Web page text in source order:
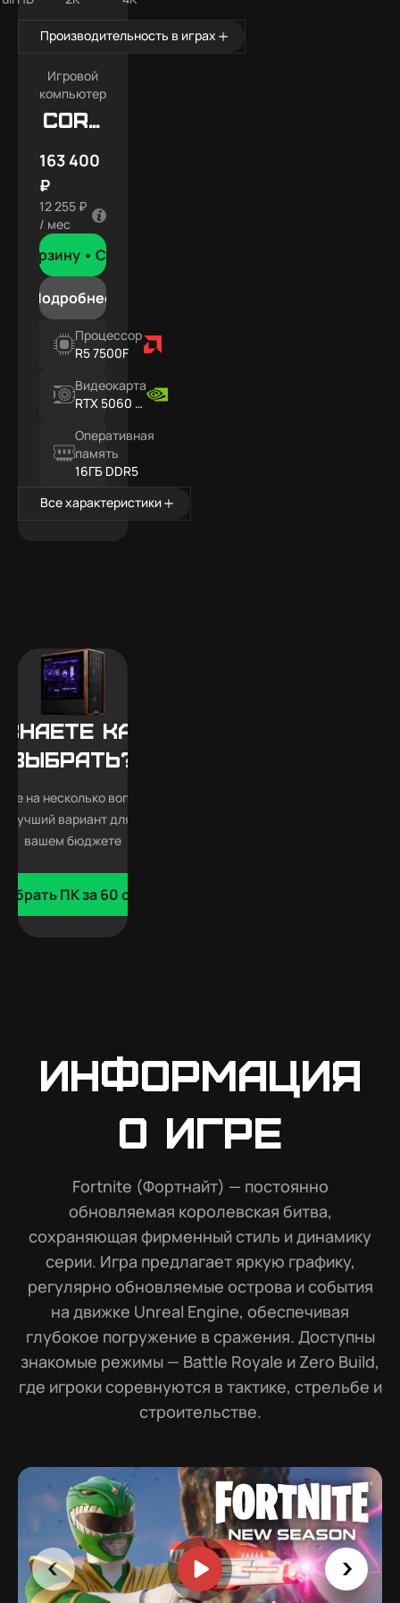
Производительность в играх
Игровой
компьютер
Core
163 400
₽
12 255 ₽
/ мес
В корзину • Сегодня
Подробнее
Процессор
R5 7500F
Видеокарта
RTX 5060 Ti
Оперативная
память
16ГБ DDR5
Все характеристики
какой
выбрать?
на несколько вопросов —
лучший вариант для Fortnite в
вашем бюджете
ПК за 60 сек
Информация
о игре
Fortnite (Фортнайт) — постоянно
обновляемая королевская битва,
сохраняющая фирменный стиль и динамику
серии. Игра предлагает яркую графику,
регулярно обновляемые острова и события
на движке Unreal Engine, обеспечивая
глубокое погружение в сражения. Доступны
знакомые режимы — Battle Royale и Zero Build,
где игроки соревнуются в тактике, стрельбе и
строительстве.